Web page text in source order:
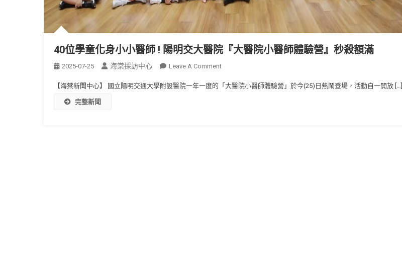
40位學童化身小小醫師 ! 陽明交大醫院『大醫院小醫師體驗營』秒殺額滿
2025-07-25 海棠採訪中心 Leave A Comment
【海棠新聞中心】 國立陽明交通大學附設醫院一年一度的「大醫院小醫師體驗營」於今(25)日熱鬧登場，活動自一開放 […]
完整新聞